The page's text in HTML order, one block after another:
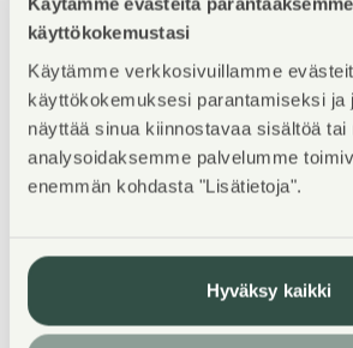
käyttökokemustasi
Käytämme verkkosivuillamme
käyttökokemuksesi parantamiseksi ja
näyttää sinua kiinnostavaa sisältöä
analysoidaksemme palvelumme
enemmän kohdasta "Lisätietoja".
Hyväksy kaikki
Property Introduction
Viihtyisä kerrostalokohde
Hämeenlinnanväylän kupeessa noin
kilometrin päässä Kehä III:sta